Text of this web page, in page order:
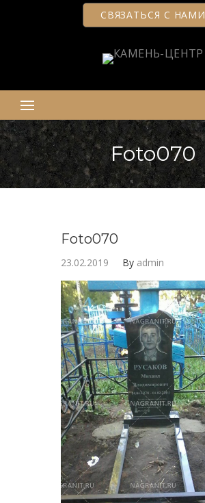
СВЯЗАТЬСЯ С НАМИ
Найти:
Foto070
Foto070
23.02.2019 By admin